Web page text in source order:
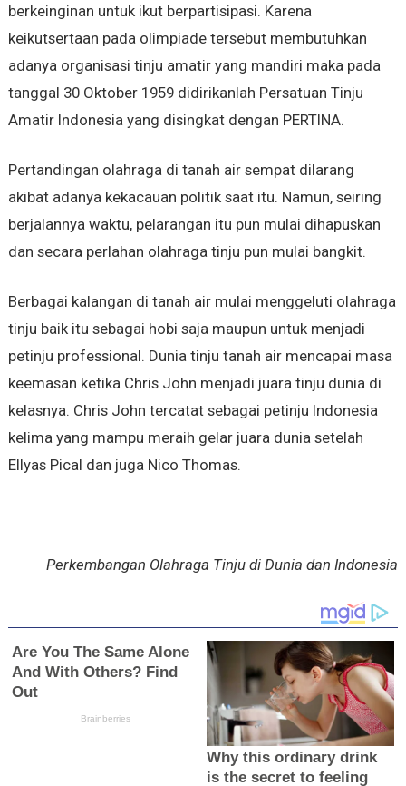
berkeinginan untuk ikut berpartisipasi. Karena
keikutsertaan pada olimpiade tersebut membutuhkan
adanya organisasi tinju amatir yang mandiri maka pada
tanggal 30 Oktober 1959 didirikanlah Persatuan Tinju
Amatir Indonesia yang disingkat dengan PERTINA.
Pertandingan olahraga di tanah air sempat dilarang
akibat adanya kekacauan politik saat itu. Namun, seiring
berjalannya waktu, pelarangan itu pun mulai dihapuskan
dan secara perlahan olahraga tinju pun mulai bangkit.
Berbagai kalangan di tanah air mulai menggeluti olahraga
tinju baik itu sebagai hobi saja maupun untuk menjadi
petinju professional. Dunia tinju tanah air mencapai masa
keemasan ketika Chris John menjadi juara tinju dunia di
kelasnya. Chris John tercatat sebagai petinju Indonesia
kelima yang mampu meraih gelar juara dunia setelah
Ellyas Pical dan juga Nico Thomas.
Perkembangan Olahraga Tinju di Dunia dan Indonesia